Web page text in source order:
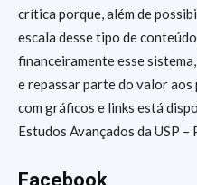
crítica porque, além de
escala desse tipo de
financeiramente esse
e repassar parte do valor
com gráficos e links está
Estudos Avançados da USP
Facebook